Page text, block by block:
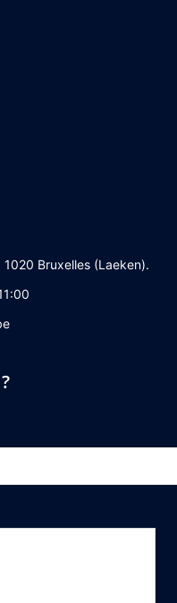
Bruxelles (Laeken).